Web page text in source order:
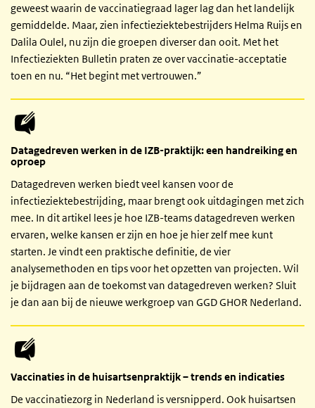
geweest waarin de vaccinatiegraad lager lag dan het landelijk
gemiddelde. Maar, zien infectieziektebestrijders Helma Ruijs en
Dalila Oulel, nu zijn die groepen diverser dan ooit. Met het
Infectieziekten Bulletin praten ze over vaccinatie-acceptatie
toen en nu. “Het begint met vertrouwen.”
Datagedreven werken in de IZB-praktijk: een handreiking en
oproep
Datagedreven werken biedt veel kansen voor de
infectieziektebestrijding, maar brengt ook uitdagingen met zich
mee. In dit artikel lees je hoe IZB-teams datagedreven werken
ervaren, welke kansen er zijn en hoe je hier zelf mee kunt
starten. Je vindt een praktische definitie, de vier
analysemethoden en tips voor het opzetten van projecten. Wil
je bijdragen aan de toekomst van datagedreven werken? Sluit
je dan aan bij de nieuwe werkgroep van GGD GHOR Nederland.
Vaccinaties in de huisartsenpraktijk – trends en indicaties
De vaccinatiezorg in Nederland is versnipperd. Ook huisartsen